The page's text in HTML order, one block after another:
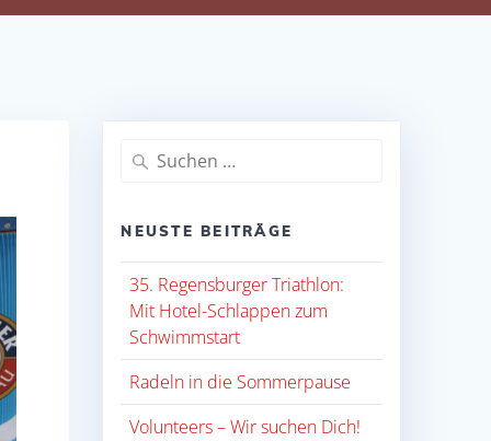
Suche
nach:
NEUSTE BEITRÄGE
35. Regensburger Triathlon:
Mit Hotel-Schlappen zum
Schwimmstart
Radeln in die Sommerpause
Volunteers – Wir suchen Dich!